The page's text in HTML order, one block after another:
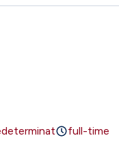
full-time